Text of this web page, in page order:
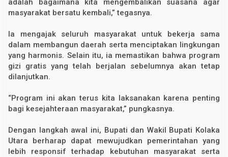
adalah bagaimana kita mengembalikan suasana agar
masyarakat bersatu kembali,” tegasnya.
Ia mengajak seluruh masyarakat untuk bekerja sama
dalam membangun daerah serta menciptakan lingkungan
yang harmonis. Selain itu, ia memastikan bahwa program
gizi gratis yang telah berjalan sebelumnya akan tetap
dilanjutkan.
“Program ini akan terus kita laksanakan karena penting
bagi kesejahteraan masyarakat,” pungkasnya.
Dengan langkah awal ini, Bupati dan Wakil Bupati Kolaka
Utara berharap dapat mewujudkan pemerintahan yang
lebih responsif terhadap kebutuhan masyarakat serta